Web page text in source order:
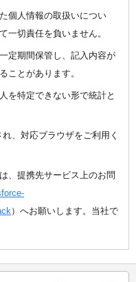
個人情報の取扱いについ
一切責任を負いません。
定期間保管し、記入内容が
ことがあります。
を特定できない形で統計と
、対応ブラウザをご利用く
、提携先サービス上のお問
）へお願いします。当社で